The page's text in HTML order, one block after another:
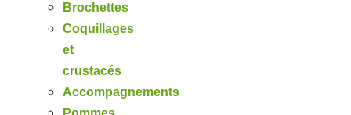
Brochettes
Coquillages
et
crustacés
Accompagnements